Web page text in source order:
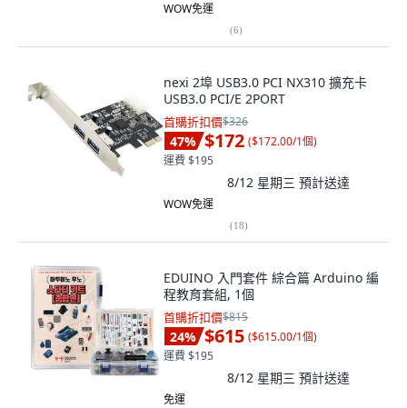
WOW免運
(6)
nexi 2埠 USB3.0 PCI NX310 擴充卡
USB3.0 PCI/E 2PORT
首購折扣價$326
47% $172 ($172.00/1個)
運費 $195
8/12 星期三 預計送達
WOW免運
(18)
EDUINO 入門套件 綜合篇 Arduino 編
程教育套組, 1個
首購折扣價$815
24% $615 ($615.00/1個)
運費 $195
8/12 星期三 預計送達
免運